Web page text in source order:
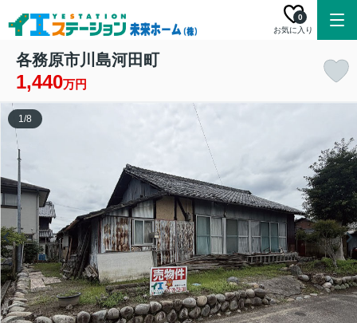
お気に入り
0
各務原市川島河田町
1,440万円
1/8